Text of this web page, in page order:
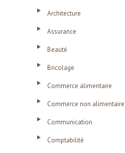
Architecture
Assurance
Beauté
Bricolage
Commerce alimentaire
Commerce non alimentaire
Communication
Comptabilité